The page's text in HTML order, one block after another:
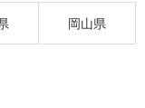
岡山県